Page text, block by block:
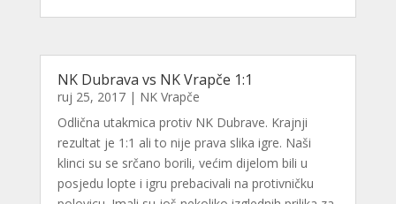
NK Dubrava vs NK Vrapče 1:1
ruj 25, 2017| NK Vrapče
Odlična utakmica protiv NK Dubrave. Krajnji
rezultat je 1:1 ali to nije prava slika igre. Naši
klinci su se srčano borili, većim dijelom bili u
posjedu lopte i igru prebacivali na protivničku